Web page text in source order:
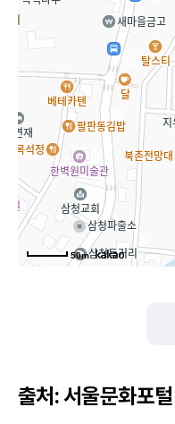
50m
출처: 서울문화포털